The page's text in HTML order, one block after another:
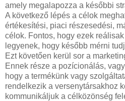
amely megalapozza a későbbi
A következő lépés a célok
értékesítési, piaci részesedési,
célok. Fontos, hogy ezek
legyenek, hogy később mérni
Ezt követően kerül sor a
Ennek része a pozícionálás,
hogy a termékünk vagy
rendelkezik a versenytársakhoz
kommunikáljuk a célközönség